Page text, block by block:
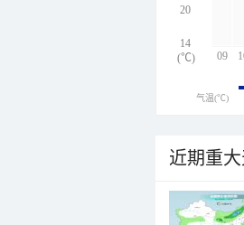
09
20
14
(℃)
气温(℃)
近期重